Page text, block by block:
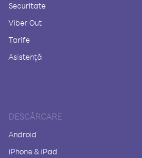
Securitate
Viber Out
Tarife
Asistență
DESCĂRCARE
Android
iPhone & iPad